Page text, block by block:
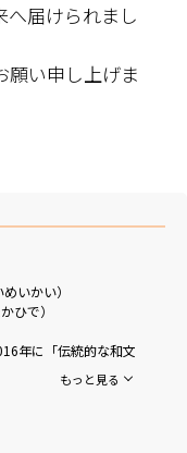
へ届けられまし
願い申し上げま
いかい）
ひで）
年に「伝統的な和文
の第一人者や、各分
学び」
もっと見る